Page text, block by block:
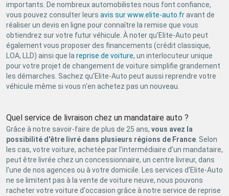
importants. De nombreux automobilistes nous font confiance,
vous pouvez consulter leurs avis sur www.elite-auto.fravant de
réaliser un devis en ligne pour connaître la remise que vous
obtiendrez sur votre futur véhicule. À noter qu'Elite-Auto peut
également vous proposer des financements (crédit classique,
LOA, LLD) ainsi que la reprise de voiture, un interlocuteur unique
pour votre projet de changement de voiture simplifie grandement
les démarches. Sachez qu'Elite-Auto peut aussi reprendre votre
véhicule même si vous n'en achetez pas un nouveau.
Quel service de livraison chez un mandataire auto ?
Grâce à notre savoir-faire de plus de 25 ans, vous avez la
possibilité d'être livré dans plusieurs régions de France . Selon
les cas, votre voiture, achetée par l'intermédiaire d'un mandataire,
peut être livrée chez un concessionnaire, un centre livreur, dans
l'une de nos agences ou à votre domicile. Les services d'Elite-Auto
ne se limitent pas à la vente de voiture neuve, nous pouvons
racheter votre voiture d'occasion grâce à notre service de reprise